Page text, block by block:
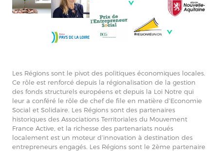
Les Régions sont le pivot des politiques économiques locales.
Ce rôle est renforcé depuis la régionalisation de la gestion
des fonds structurels européens et depuis la Loi Notre qui
leur a conféré le rôle de chef de file en matière d’Economie
Social et Solidaire. Les Régions sont des partenaires
historiques des Associations Territoriales du Mouvement
France Active, et la richesse des partenariats noués
localement est un moteur d’innovation à destination des
entrepreneurs engagés. Les Régions sont le 2ème partenaire